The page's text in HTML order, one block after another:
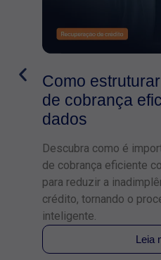
Como
de cobrança
dados
Descubra como é
de cobrança eficiente
para reduzir a
crédito, tornando o
inteligente.
Leia